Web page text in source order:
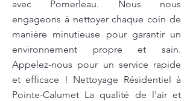
avec Pomerleau. Nous nous
engageons à nettoyer chaque coin de
manière minutieuse pour garantir un
environnement propre et sain.
Appelez-nous pour un service rapide
et efficace ! Nettoyage Résidentiel à
Pointe-Calumet La qualité de l'air et